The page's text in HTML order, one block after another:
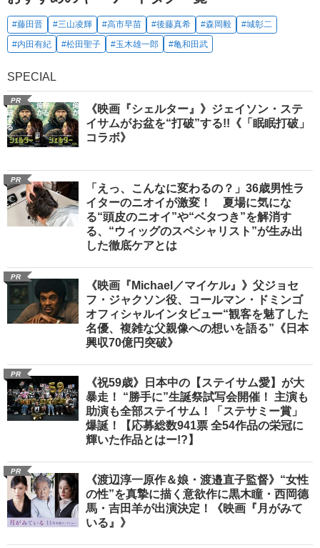
#藤田晋 #三山凌輝 #高市早苗 #後藤真希 #森岡毅
#城彰二
#内田有紀
#松田聖子 #玉木雄一郎 #亀和田武
SPECIAL
PR
《映画『シェルター』》ジェイソン・ステ
イサムがお盆を“打破”する!!《「眠眠打破」
コラボ》
PR
「えっ、こんなに変わるの？」36歳男性ラ
イターのニオイが激変！ 夏場に気にな
る“頭皮のニオイ”や“ベタつき”を解消す
る、“ウィッグのスペシャリスト”が生み出
した徹底ケアとは
PR
《映画『Michael／マイケル』》父ジョセ
フ・ジャクソン役、コールマン・ドミンゴ
オフィシャルインタビュー“観客を魅了した
名優、複雑な父親像への想いを語る”《日本
興収70億円突破》
PR
《祝59歳》日本中の【ステイサム愛】が大
暴走！ “勝手に”生誕祭試写会開催！ 主演も
助演も全部ステイサム！「ステサミー賞」
爆誕！【応募総数941票 全54作品の栄冠に
輝いた作品とはー!?】
PR
《渡辺淳一原作＆娘・渡邉直子監督》“女性
の性”を真摯に描く意欲作に黒木瞳・西岡德
馬・吉田羊が出演決定！《映画『月がみて
いる』》